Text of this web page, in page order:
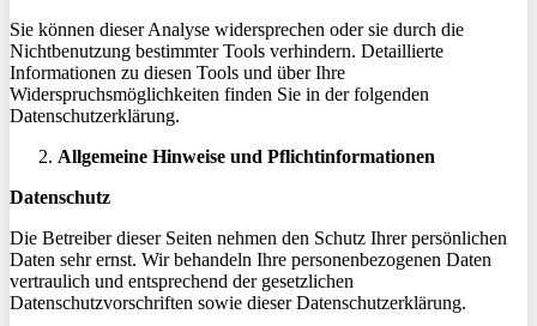
Sie können dieser Analyse widersprechen oder sie durch die
Nichtbenutzung bestimmter Tools verhindern. Detaillierte
Informationen zu diesen Tools und über Ihre
Widerspruchsmöglichkeiten finden Sie in der folgenden
Datenschutzerklärung.
Allgemeine Hinweise und Pflichtinformationen
Datenschutz
Die Betreiber dieser Seiten nehmen den Schutz Ihrer persönlichen
Daten sehr ernst. Wir behandeln Ihre personenbezogenen Daten
vertraulich und entsprechend der gesetzlichen
Datenschutzvorschriften sowie dieser Datenschutzerklärung.